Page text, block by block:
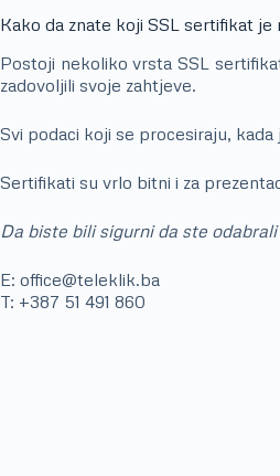
Kako da znate koji SSL sertifikat je
Postoji nekoliko vrsta SSL
zadovoljili svoje zahtjeve.
Svi podaci koji se procesiraju,
Sertifikati su vrlo bitni i za
Da biste bili sigurni da ste
E: office@teleklik.ba
T: +387 51 491 860